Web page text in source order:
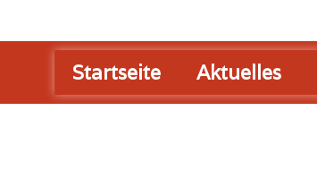
Startseite Aktuelles